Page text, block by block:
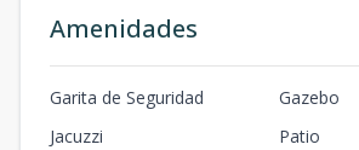
Villa B7
3 22 190 m236 m2
Villa B2
3 190
3
Amenidades
Garita de Seguridad
Gazebo
Jacuzzi
Patio